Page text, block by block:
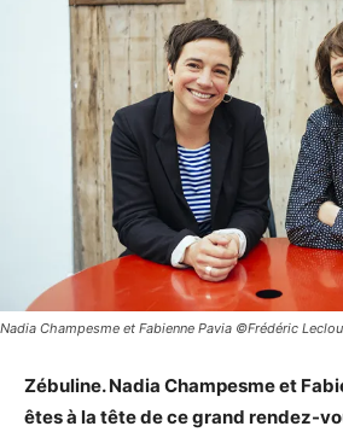
Nadia Champesme et Fabienne Pavia ©Frédéric
Zébuline. Nadia Champesme et
êtes à la tête de ce grand rendez-